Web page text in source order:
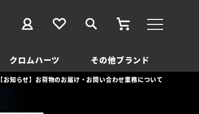
クロムハーツ その他ブランド
【お知らせ】お荷物のお届け・お問い合わせ業務について